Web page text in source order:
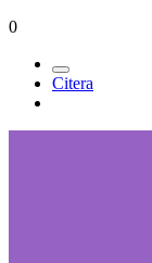
0
Citera